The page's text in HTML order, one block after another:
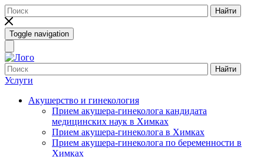
Найти
Toggle navigation
Найти
Услуги
Акушерство и гинекология
Прием акушера-гинеколога кандидата
медицинских наук в Химках
Прием акушера-гинеколога в Химках
Прием акушера-гинеколога по беременности в
Химках